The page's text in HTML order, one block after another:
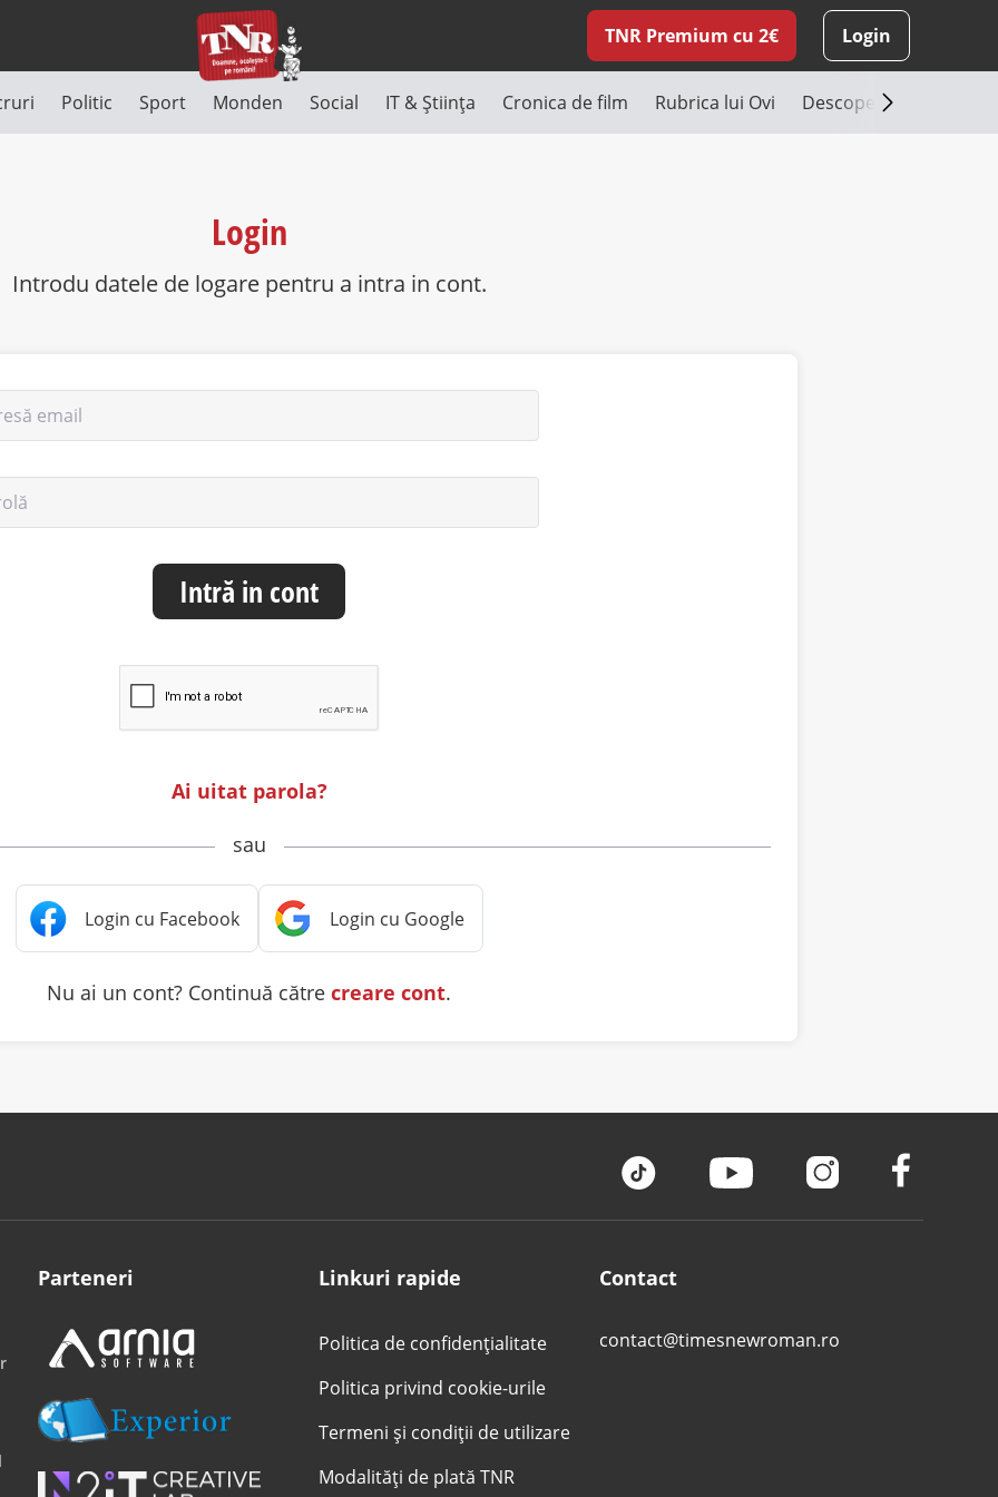
TNR Premium cu 2€ Login
Politic Sport Monden Social IT & Știința Cronica de film Rubrica lui Ovi Descoperă România
Login
Introdu datele de logare pentru a intra in cont.
email
Intră in cont
Ai uitat parola?
sau
Nu ai un cont? Continuă cătrecreare cont.
Parteneri Linkuri rapide
Politica de confidențialitate
Politica privind cookie-urile
Termeni și condiții de utilizare
Modalități de plată TNR
Contact
contact@timesnewroman.ro